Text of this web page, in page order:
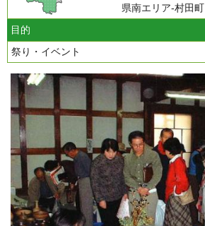
県南エリア-村田町
目的
祭り・イベント